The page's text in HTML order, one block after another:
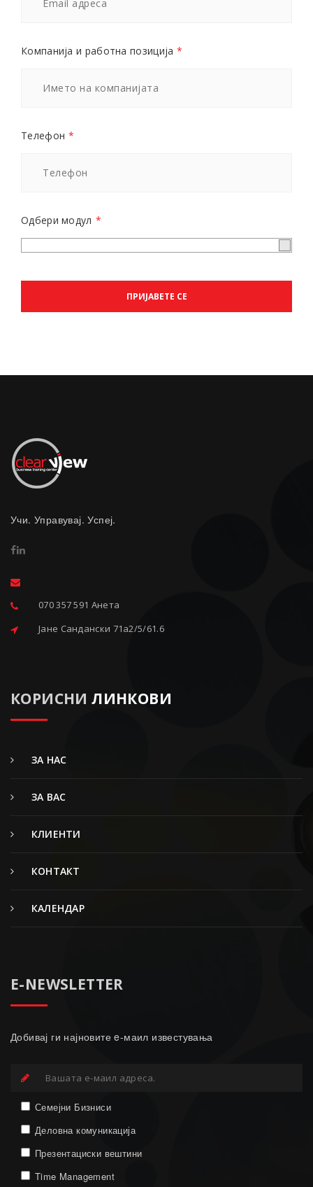
Компанија и работна позиција *
Телефон *
Одбери модул *
Учи. Управувај. Успеј.
070 357 591 Анета
Јане Сандански 71a2/5/61.6
КОРИСНИ ЛИНКОВИ
ЗА НАС
ЗА ВАС
КЛИЕНТИ
КОНТАКТ
КАЛЕНДАР
E-NEWSLETTER
Добивај ги најновите e-маил известувања
Семејни Бизниси
Деловна комуникација
Презентациски вештини
Time Management